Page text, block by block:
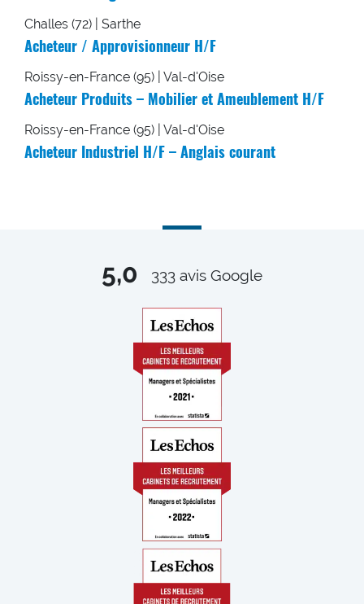
Challes (72) | Sarthe
Acheteur / Approvisionneur H/F
Roissy-en-France (95) | Val-d'Oise
Acheteur Produits – Mobilier et Ameublement H/F
Roissy-en-France (95) | Val-d'Oise
Acheteur Industriel H/F – Anglais courant
5,0 333 avis Google